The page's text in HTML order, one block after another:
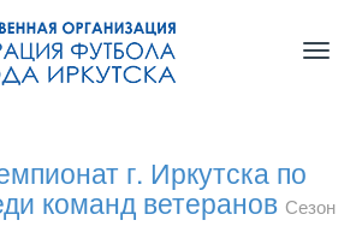
г. Иркутска по
команд ветеранов Сезон